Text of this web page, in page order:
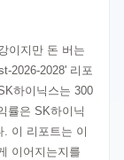
이지만 돈 버는
2026-2028' 리포
하이닉스는 300
률은 SK하이닉
. 이 리포트는 이
이어지는지를